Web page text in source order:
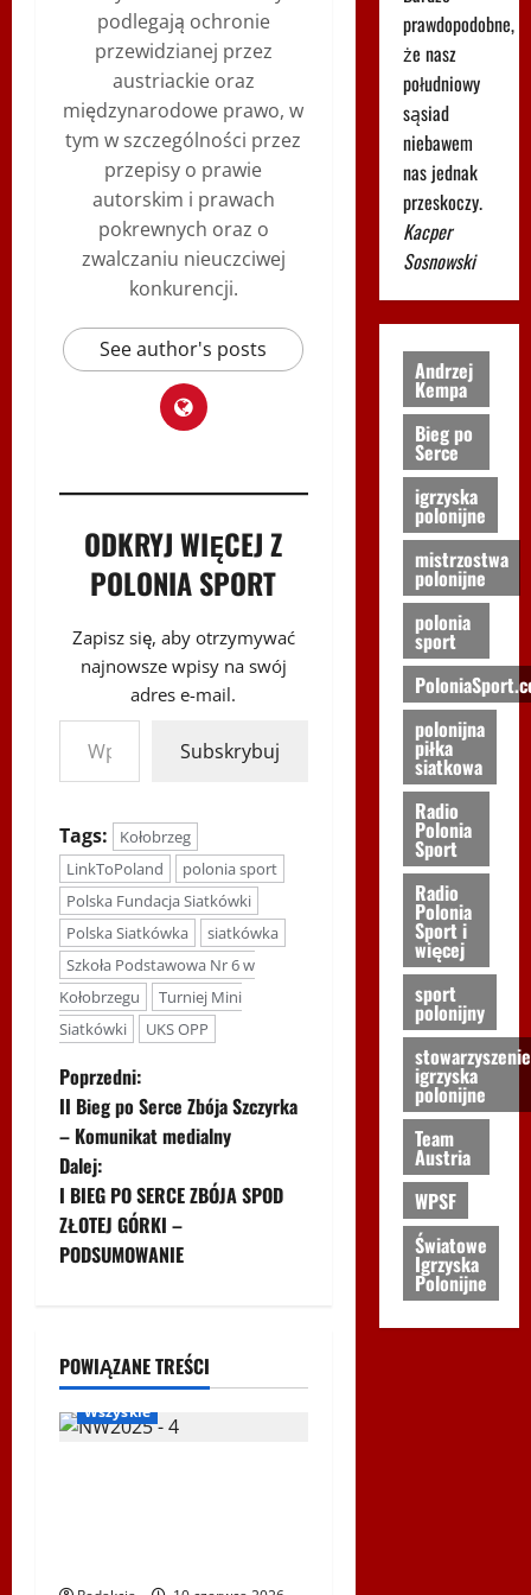
podlegają ochronie
przewidzianej przez
austriackie oraz
międzynarodowe prawo, w
tym w szczególności przez
przepisy o prawie
autorskim i prawach
pokrewnych oraz o
zwalczaniu nieuczciwej
konkurencji.
See author's posts
ODKRYJ WIĘCEJ Z
POLONIA SPORT
Zapisz się, aby otrzymywać
najnowsze wpisy na swój
adres e-mail.
Wpisz swój adres e-mail…
Subskrybuj
Tags:
Kołobrzeg
LinkToPoland
polonia sport
Polska Fundacja Siatkówki
Polska Siatkówka
siatkówka
Szkoła Podstawowa Nr 6 w
Kołobrzegu
Turniej Mini
Siatkówki
UKS OPP
Z
o
b
a
w
p
y
Poprzedni:
II Bieg po Serce Zbója Szczyrka
– Komunikat medialny
Dalej:
I BIEG PO SERCE ZBÓJA SPOD
ZŁOTEJ GÓRKI –
PODSUMOWANIE
POWIĄZANE TREŚCI
Nordic Walking
Ogłoszenia
WPSF
Wszyskie
prawdopodobne,
że nasz
południowy
sąsiad
niebawem
nas jednak
przeskoczy.
Kacper
Sosnowski
Andrzej
Kempa
Bieg po
Serce
igrzyska
polonijne
mistrzostwa
polonijne
polonia
sport
polonijna
piłka
siatkowa
Radio
Polonia
Sport
Radio
Polonia
Sport i
więcej
sport
polonijny
stowarzyszenie
igrzyska
polonijne
Team
Austria
WPSF
Światowe
Igrzyska
Polonijne